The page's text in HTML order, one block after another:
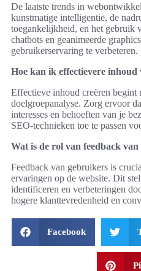
De laatste trends in
kunstmatige intelligentie, de
toegankelijkheid, en het gebruik
chatbots en geanimeerde
gebruikerservaring te verbeteren.
Hoe kan ik effectievere
Effectieve inhoud creëren begint
doelgroepanalyse. Zorg ervoor
interesses en behoeften van je
SEO-technieken toe te passen
Wat is de rol van feedback
Feedback van gebruikers is
ervaringen op de website. Dit
identificeren en verbeteringen
hogere klanttevredenheid en
Facebook